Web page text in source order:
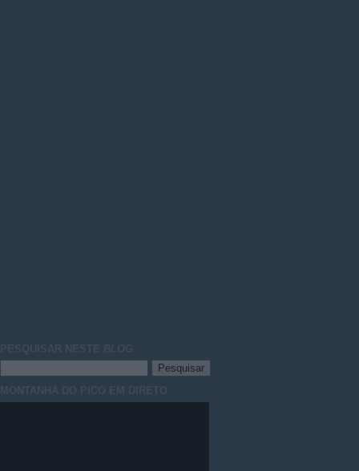
PESQUISAR NESTE BLOG
MONTANHA DO PICO EM DIRETO